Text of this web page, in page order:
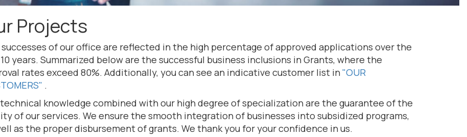
Projects
successes of our office are reflected in the high percentage of approved applications over the
years. Summarized below are the successful business inclusions in Grants, where the
rates exceed 80%. Additionally, you can see an indicative customer list in "OUR
.
knowledge combined with our high degree of specialization are the guarantee of the
of our services. We ensure the smooth integration of businesses into subsidized programs,
as the proper disbursement of grants. We thank you for your confidence in us.